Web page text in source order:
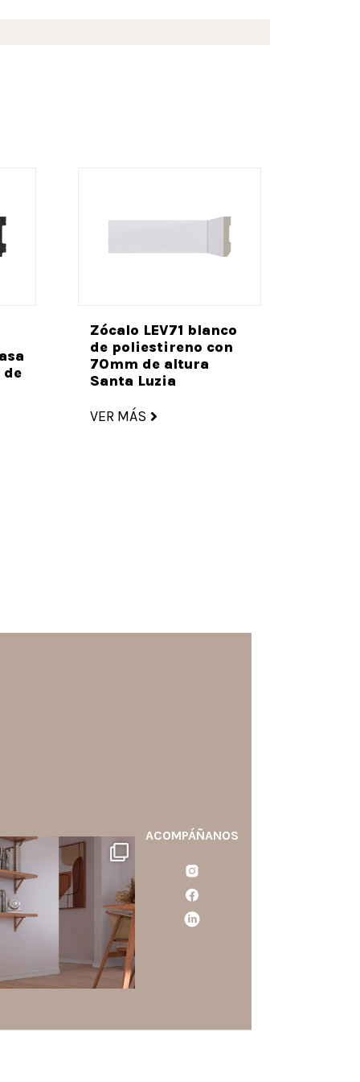
Zócalo LEV71 blanco
de poliestireno con
70mm de altura
Santa Luzia
VER MÁS
santaluzia.es
blanco, negro, gris, fendi
beige? La elección puede
cambiar por completo la
de un ambiente y
aportar aún más valor a tu
proyecto.
0
ACOMPÁÑANOS